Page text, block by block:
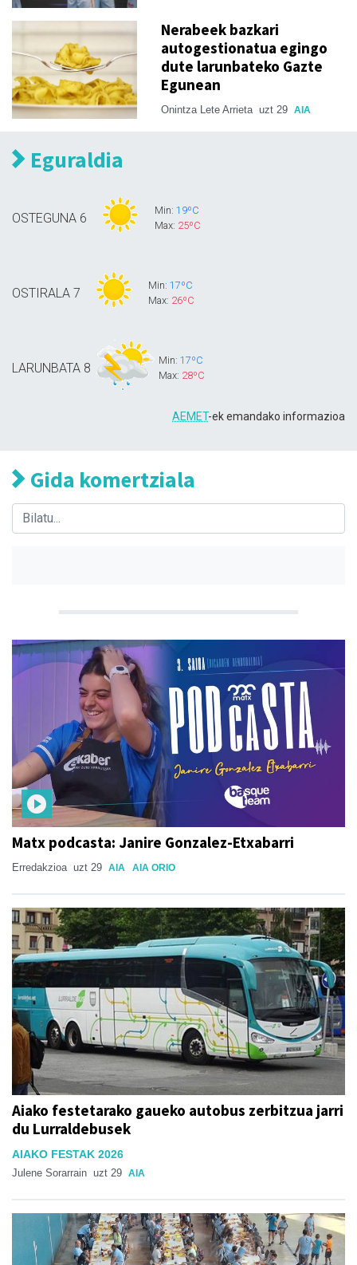
Nerabeek bazkari
autogestionatua egingo
dute larunbateko Gazte
Egunean
Onintza Lete Arrieta uzt 29 AIA
Eguraldia
OSTEGUNA 6
Min: 19ºC
Max: 25ºC
OSTIRALA 7
Min: 17ºC
Max: 26ºC
LARUNBATA 8
Min: 17ºC
Max: 28ºC
AEMET-ek emandako informazioa
Gida komertziala
Matx podcasta: Janire Gonzalez-Etxabarri
Erredakzioa uzt 29 AIA AIA ORIO
Aiako festetarako gaueko autobus zerbitzua jarri
du Lurraldebusek
AIAKO FESTAK 2026
Julene Sorarrain uzt 29 AIA